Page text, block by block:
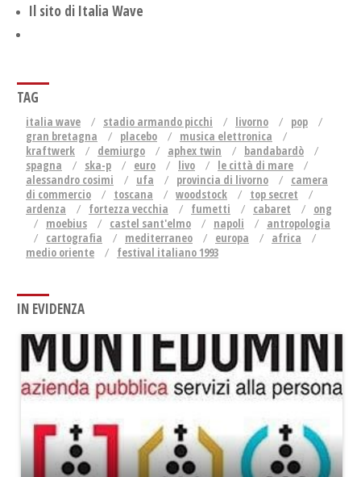
Il sito di Italia Wave
TAG
italia wave stadio armando picchi livorno
pop
gran bretagna
placebo
musica elettronica
kraftwerk
demiurgo aphex twin
bandabardò
spagna
ska-p euro livo
le città di mare
alessandro cosimi
ufa provincia di livorno
camera
di commercio
toscana woodstock
top secret
ardenza
fortezza vecchia fumetti cabaret
ong
moebius
castel sant'elmo napoli
antropologia
cartografia
mediterraneo europa
africa
medio oriente
festival italiano 1993
IN EVIDENZA